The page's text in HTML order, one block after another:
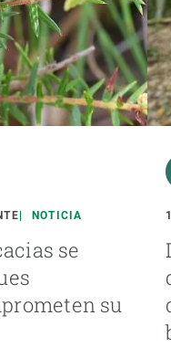
NOTICIA
se
su